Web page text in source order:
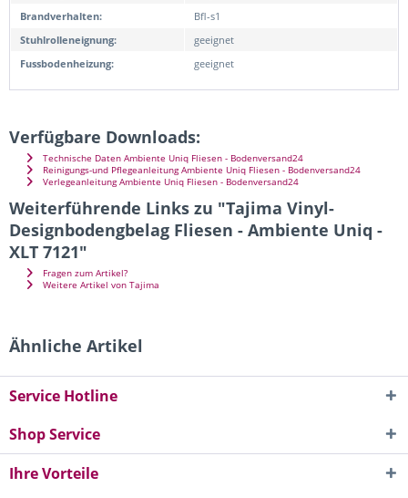
Brandverhalten:
Bfl-s1
Stuhlrolleneignung:
geeignet
Fussbodenheizung:
geeignet
Verfügbare Downloads:
Technische Daten Ambiente Uniq Fliesen - Bodenversand24
Reinigungs-und Pflegeanleitung Ambiente Uniq Fliesen - Bodenversand24
Verlegeanleitung Ambiente Uniq Fliesen - Bodenversand24
Weiterführende Links zu "Tajima Vinyl-
Designbodengbelag Fliesen - Ambiente Uniq -
XLT 7121"
Fragen zum Artikel?
Weitere Artikel von Tajima
Ähnliche Artikel
Service Hotline
Shop Service
Ihre Vorteile